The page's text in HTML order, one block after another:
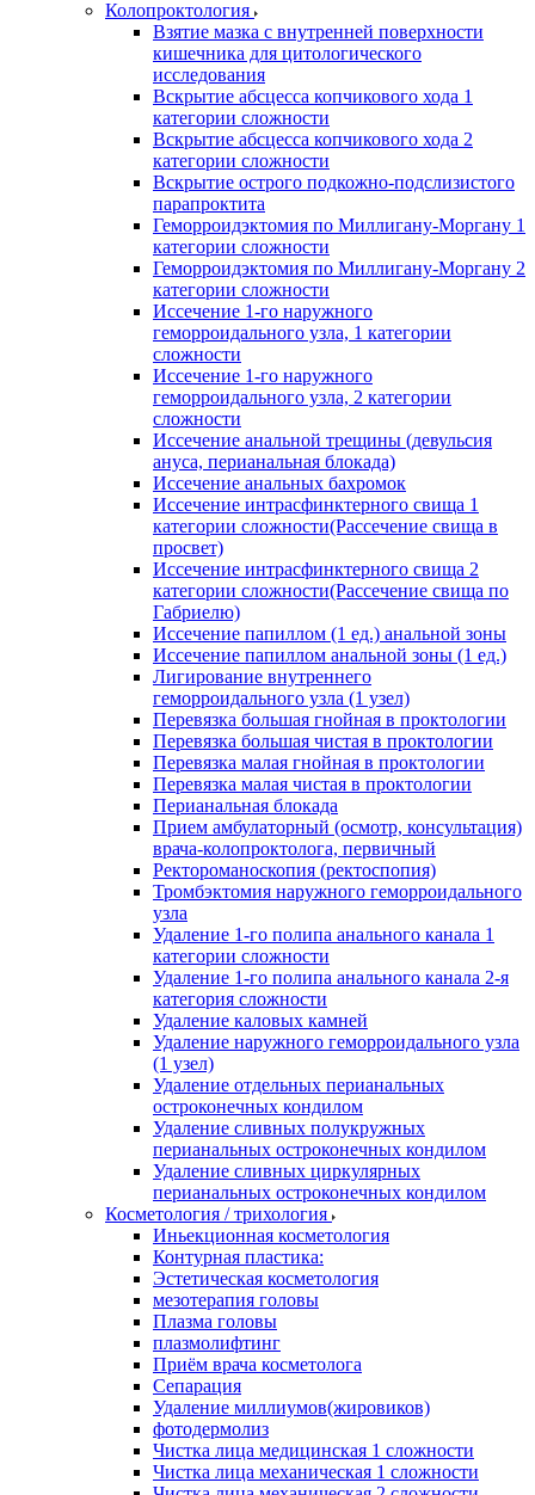
Колопроктология
Взятие мазка с внутренней поверхности
кишечника для цитологического
исследования
Вскрытие абсцесса копчикового хода 1
категории сложности
Вскрытие абсцесса копчикового хода 2
категории сложности
Вскрытие острого подкожно-подслизистого
парапроктита
Геморроидэктомия по Миллигану-Моргану 1
категории сложности
Геморроидэктомия по Миллигану-Моргану 2
категории сложности
Иссечение 1-го наружного
геморроидального узла, 1 категории
сложности
Иссечение 1-го наружного
геморроидального узла, 2 категории
сложности
Иссечение анальной трещины (девульсия
ануса, перианальная блокада)
Иссечение анальных бахромок
Иссечение интрасфинктерного свища 1
категории сложности(Рассечение свища в
просвет)
Иссечение интрасфинктерного свища 2
категории сложности(Рассечение свища по
Габриелю)
Иссечение папиллом (1 ед.) анальной зоны
Иссечение папиллом анальной зоны (1 ед.)
Лигирование внутреннего
геморроидального узла (1 узел)
Перевязка большая гнойная в проктологии
Перевязка большая чистая в проктологии
Перевязка малая гнойная в проктологии
Перевязка малая чистая в проктологии
Перианальная блокада
Прием амбулаторный (осмотр, консультация)
врача-колопроктолога, первичный
Ректороманоскопия (ректоспопия)
Тромбэктомия наружного геморроидального
узла
Удаление 1-го полипа анального канала 1
категории сложности
Удаление 1-го полипа анального канала 2-я
категория сложности
Удаление каловых камней
Удаление наружного геморроидального узла
(1 узел)
Удаление отдельных перианальных
остроконечных кондилом
Удаление сливных полукружных
перианальных остроконечных кондилом
Удаление сливных циркулярных
перианальных остроконечных кондилом
Косметология / трихология
Иньекционная косметология
Контурная пластика:
Эстетическая косметология
мезотерапия головы
Плазма головы
плазмолифтинг
Приём врача косметолога
Сепарация
Удаление миллиумов(жировиков)
фотодермолиз
Чистка лица медицинская 1 сложности
Чистка лица механическая 1 сложности